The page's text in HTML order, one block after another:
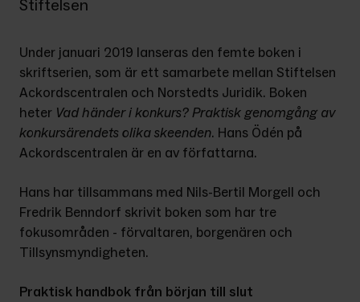
Stiftelsen
Under januari 2019 lanseras den femte boken i
skriftserien, som är ett samarbete mellan Stiftelsen
Ackordscentralen och Norstedts Juridik. Boken
heter Vad händer i konkurs? Praktisk genomgång av
konkursärendets olika skeenden. Hans Ödén på
Ackordscen­tralen är en av författarna.
Hans har tillsammans med Nils-Bertil Morgell och
Fredrik Benndorf skrivit boken som har tre
fokusområden - förvaltaren, borgenären och
Tillsyns­myndigheten.
Praktisk handbok från början till slut